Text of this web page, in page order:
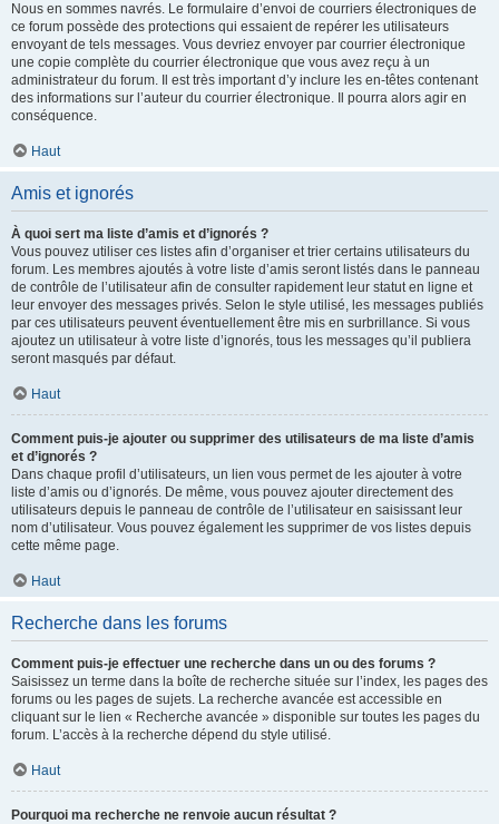
Nous en sommes navrés. Le formulaire d’envoi de courriers électroniques de
ce forum possède des protections qui essaient de repérer les utilisateurs
envoyant de tels messages. Vous devriez envoyer par courrier électronique
une copie complète du courrier électronique que vous avez reçu à un
administrateur du forum. Il est très important d’y inclure les en-têtes contenant
des informations sur l’auteur du courrier électronique. Il pourra alors agir en
conséquence.
Haut
Amis et ignorés
À quoi sert ma liste d’amis et d’ignorés ?
Vous pouvez utiliser ces listes afin d’organiser et trier certains utilisateurs du
forum. Les membres ajoutés à votre liste d’amis seront listés dans le panneau
de contrôle de l’utilisateur afin de consulter rapidement leur statut en ligne et
leur envoyer des messages privés. Selon le style utilisé, les messages publiés
par ces utilisateurs peuvent éventuellement être mis en surbrillance. Si vous
ajoutez un utilisateur à votre liste d’ignorés, tous les messages qu’il publiera
seront masqués par défaut.
Haut
Comment puis-je ajouter ou supprimer des utilisateurs de ma liste d’amis
et d’ignorés ?
Dans chaque profil d’utilisateurs, un lien vous permet de les ajouter à votre
liste d’amis ou d’ignorés. De même, vous pouvez ajouter directement des
utilisateurs depuis le panneau de contrôle de l’utilisateur en saisissant leur
nom d’utilisateur. Vous pouvez également les supprimer de vos listes depuis
cette même page.
Haut
Recherche dans les forums
Comment puis-je effectuer une recherche dans un ou des forums ?
Saisissez un terme dans la boîte de recherche située sur l’index, les pages des
forums ou les pages de sujets. La recherche avancée est accessible en
cliquant sur le lien « Recherche avancée » disponible sur toutes les pages du
forum. L’accès à la recherche dépend du style utilisé.
Haut
Pourquoi ma recherche ne renvoie aucun résultat ?